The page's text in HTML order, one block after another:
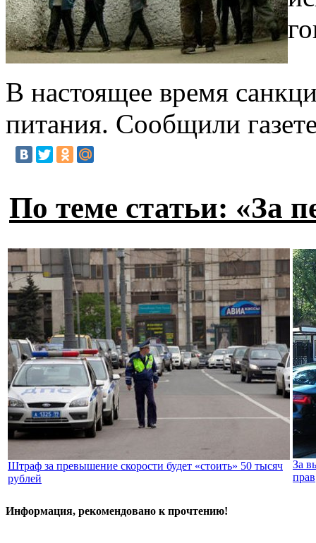
В настоящее время
питания. Сообщили
По теме статьи: «За
Штраф за превышение скорости будет «стоить» 50 тысяч
рублей
За
прав
Информация, рекомендовано к прочтению!